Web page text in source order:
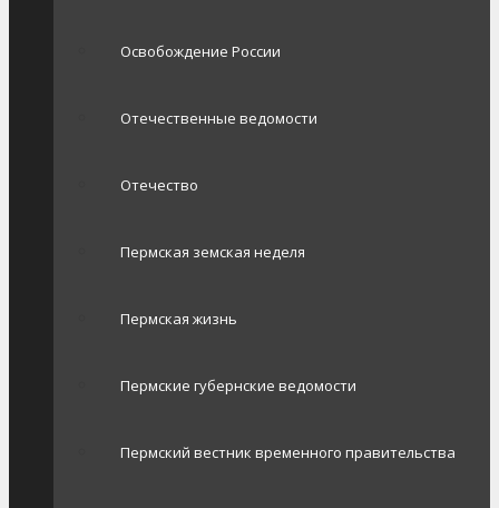
Освобождение России
Отечественные ведомости
Отечество
Пермская земская неделя
Пермская жизнь
Пермские губернские ведомости
Пермский вестник временного правительства